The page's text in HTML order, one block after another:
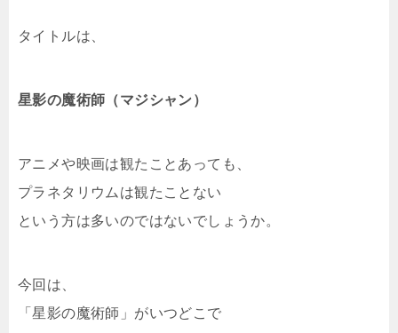
タイトルは、
星影の魔術師（マジシャン）
アニメや映画は観たことあっても、
プラネタリウムは観たことない
という方は多いのではないでしょうか。
今回は、
「星影の魔術師」がいつどこで